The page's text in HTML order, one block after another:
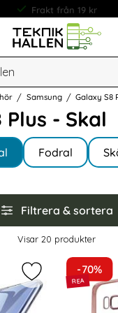
Frakt från 19 kr
Samsung Galaxy S8
Plus - Skal
Fodral
Filtrera & sortera
Visar 20 produkter
Markera
-70%